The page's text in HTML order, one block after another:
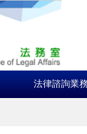
法律諮詢業